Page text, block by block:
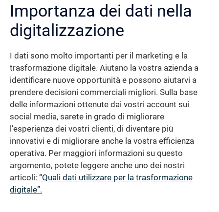
Importanza dei dati nella
digitalizzazione
I dati sono molto importanti per il marketing e la
trasformazione digitale. Aiutano la vostra azienda a
identificare nuove opportunità e possono aiutarvi a
prendere decisioni commerciali migliori. Sulla base
delle informazioni ottenute dai vostri account sui
social media, sarete in grado di migliorare
l’esperienza dei vostri clienti, di diventare più
innovativi e di migliorare anche la vostra efficienza
operativa. Per maggiori informazioni su questo
argomento, potete leggere anche uno dei nostri
articoli: “Quali dati utilizzare per la trasformazione
digitale”.